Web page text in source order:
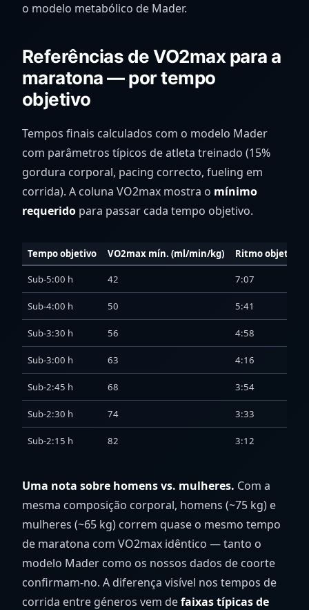
o modelo metabólico de Mader.
Referências de VO2max para a
maratona — por tempo
objetivo
Tempos finais calculados com o modelo Mader
com parâmetros típicos de atleta treinado (15%
gordura corporal, pacing correcto, fueling em
corrida). A coluna VO2max mostra o mínimo
requerido para passar cada tempo objetivo.
Tempo objetivo VO2max mín. (ml/min/kg) Ritmo objetivo
Sub-5:00 h 42 7:07
Sub-4:00 h 50 5:41
Sub-3:30 h 56 4:58
Sub-3:00 h 63 4:16
Sub-2:45 h 68 3:54
Sub-2:30 h 74 3:33
Sub-2:15 h 82 3:12
Uma nota sobre homens vs. mulheres. Com a
mesma composição corporal, homens (~75 kg) e
mulheres (~65 kg) correm quase o mesmo tempo
de maratona com VO2max idêntico — tanto o
modelo Mader como os nossos dados de coorte
confirmam-no. A diferença visível nos tempos de
corrida entre géneros vem defaixas típicas de